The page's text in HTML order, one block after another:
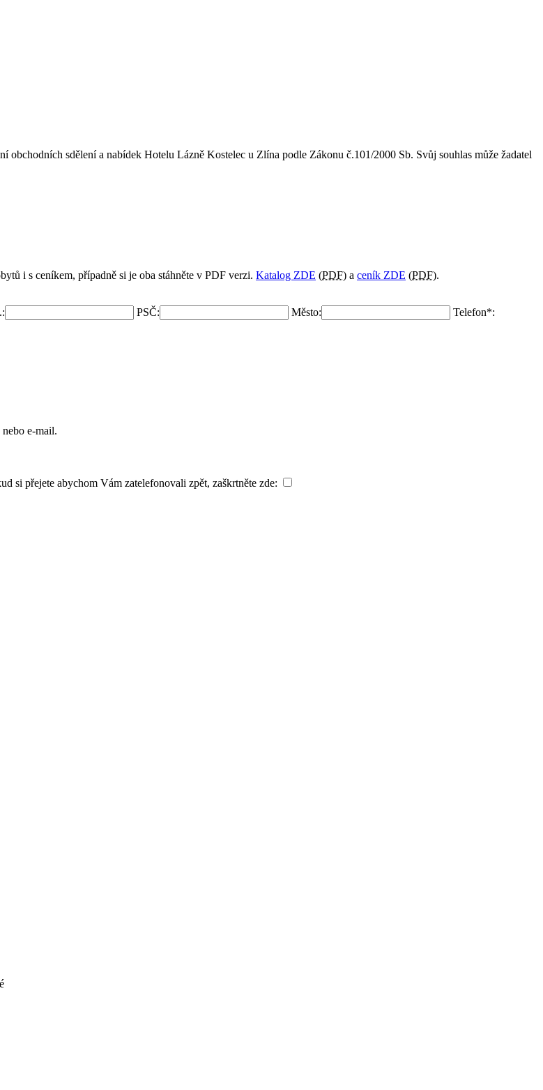
obchodních sdělení a nabídek Hotelu Lázně Kostelec u Zlína podle Zákonu č.101/2000 Sb. Svůj souhlas může žadatel
i s ceníkem, případně si je oba stáhněte v PDF verzi. Katalog ZDE (PDF) a ceník ZDE (PDF).
PSČ: Město: Telefon*:
e-mail.
si přejete abychom Vám zatelefonovali zpět, zaškrtněte zde: